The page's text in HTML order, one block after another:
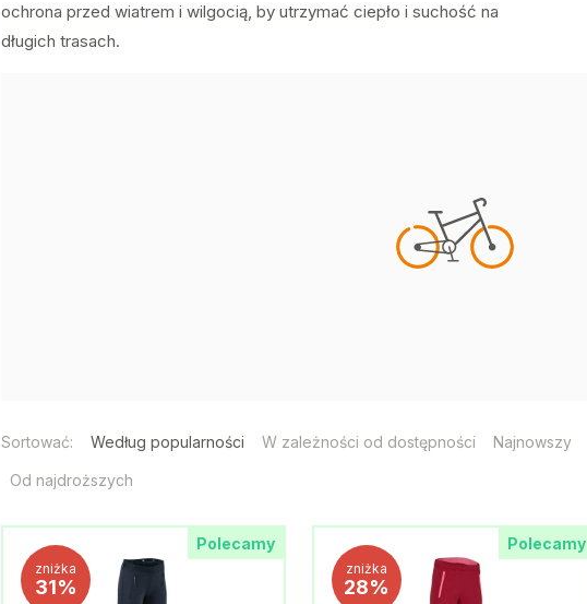
ochrona przed wiatrem i wilgocią, by utrzymać ciepło i suchość na
długich trasach.
Sortować: Według popularności W zależności od dostępności Najnowszy
Od najdroższych
Polecamy
zniżka
31%
Polecamy
zniżka
28%